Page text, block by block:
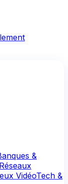
&
Réseaux
VidéoTech &